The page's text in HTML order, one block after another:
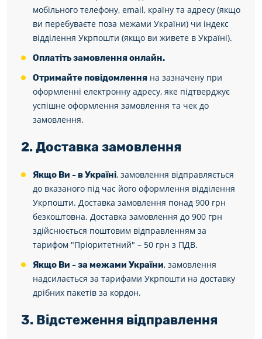
мобільного телефону, email, країну та адресу (якщо
ви перебуваєте поза межами України) чи індекс
відділення Укрпошти (якщо ви живете в Україні).
Оплатіть замовлення онлайн.
Отримайте повідомлення на зазначену при
оформленні електронну адресу, яке підтверджує
успішне оформлення замовлення та чек до
замовлення.
2. Доставка замовлення
Якщо Ви - в Україні, замовлення відправляється
до вказаного під час його оформлення відділення
Укрпошти. Доставка замовлення понад 900 грн
безкоштовна. Доставка замовлення до 900 грн
здійснюється поштовим відправленням за
тарифом "Пріоритетний" – 50 грн з ПДВ.
Якщо Ви - за межами України, замовлення
надсилається за тарифами Укрпошти на доставку
дрібних пакетів за кордон.
3. Відстеження відправлення